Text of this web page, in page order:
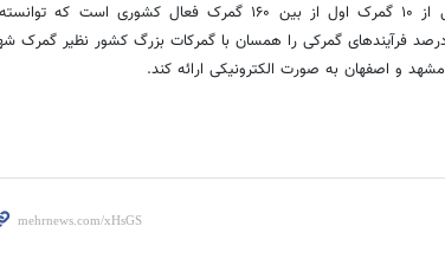
گمرکی و پنجره واحد تجارت فرا مرزی یکی از ۱۰ گمرک اول از بین ۱۶۰ گمرک فعال کشوری است که
از حداقل منابع مالی بیش از ۹۰ درصد فرآیندهای گمرکی را همسان با گمرکات بزرگ کشور نظیر گمرک
و اصفهان به صورت الکترونیکی ارائه کند.